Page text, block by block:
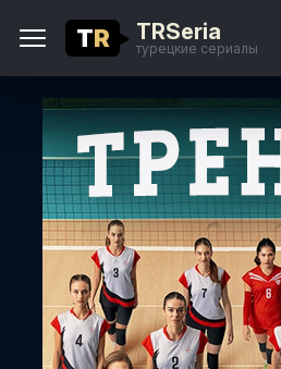
TR TRSeria
турецкие сериалы